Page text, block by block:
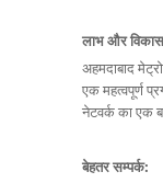
लाभ और विकास
अहमदाबाद
एक महत्वपूर्ण
नेटवर्क का एक
बेहतर सम्‍पर्क: